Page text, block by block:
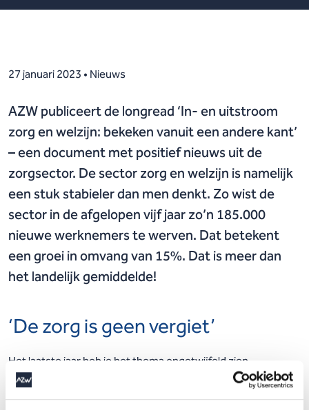
27 januari 2023 • Nieuws
AZW publiceert de longread ‘In- en uitstroom
zorg en welzijn: bekeken vanuit een andere kant’
– een document met positief nieuws uit de
zorgsector. De sector zorg en welzijn is namelijk
een stuk stabieler dan men denkt. Zo wist de
sector in de afgelopen vijf jaar zo’n 185.000
nieuwe werknemers te werven. Dat betekent
een groei in omvang van 15%. Dat is meer dan
het landelijk gemiddelde!
‘De zorg is geen vergiet’
Het laatste jaar heb je het thema ongetwijfeld zien
langskomen in talkshows en kranten: “de zorg is een vergiet
en starters vallen massaal uit”. Ja, er is mobiliteit in de zorg,